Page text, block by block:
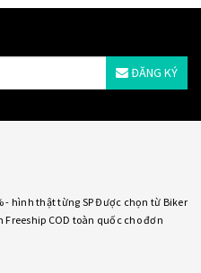
ĐĂNG KÝ
hình thật từng SP Được chọn từ Biker
COD toàn quốc cho đơn